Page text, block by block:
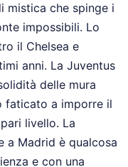
mistica che spinge i
impossibili. Lo
il Chelsea e
anni. La Juventus
delle mura
faticato a imporre il
livello. La
a Madrid è qualcosa
e con una